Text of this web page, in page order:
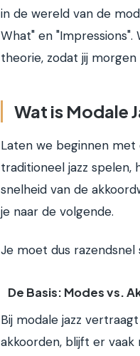
in de wereld van de
What" en "Impressions".
theorie, zodat jij
Wat is Modale
Laten we beginnen met
traditioneel jazz spelen,
snelheid van de
je naar de volgende.
Je moet dus
De Basis: Modes vs.
Bij modale jazz
akkoorden, blijft er